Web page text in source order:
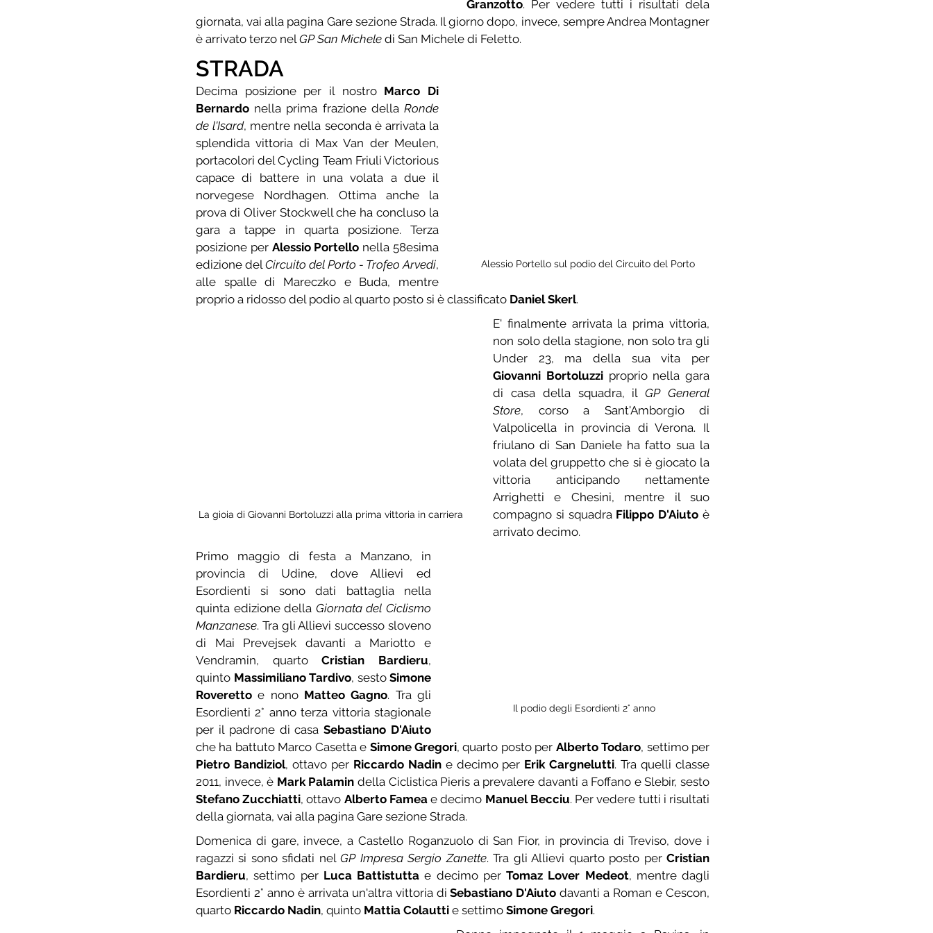
Granzotto. Per vedere tutti i risultati dela
giornata, vai alla pagina Gare sezione Strada. Il giorno dopo, invece, sempre Andrea Montagner
è arrivato terzo nel GP San Michele di San Michele di Feletto.
STRADA
Alessio Portello sul podio del Circuito del Porto
Decima posizione per il nostro Marco Di
Bernardo nella prima frazione della Ronde
de l'Isard, mentre nella seconda è arrivata la
splendida vittoria di Max Van der Meulen,
portacolori del Cycling Team Friuli Victorious
capace di battere in una volata a due il
norvegese Nordhagen. Ottima anche la
prova di Oliver Stockwell che ha concluso la
gara a tappe in quarta posizione. Terza
posizione per Alessio Portello nella 58esima
edizione del Circuito del Porto - Trofeo Arvedi,
alle spalle di Mareczko e Buda, mentre
proprio a ridosso del podio al quarto posto si è classificato Daniel Skerl.
La gioia di Giovanni Bortoluzzi alla prima vittoria in carriera
E' finalmente arrivata la prima vittoria,
non solo della stagione, non solo tra gli
Giovanni Bortoluzzi proprio nella gara
di casa della squadra, il GP General
Store, corso a Sant'Amborgio di
Valpolicella in provincia di Verona. Il
friulano di San Daniele ha fatto sua la
volata del gruppetto che si è giocato la
vittoria anticipando nettamente
Arrighetti e Chesini, mentre il suo
compagno si squadra Filippo D'Aiuto è
arrivato decimo.
Il podio degli Esordienti 2° anno
Primo maggio di festa a Manzano, in
provincia di Udine, dove Allievi ed
Esordienti si sono dati battaglia nella
quinta edizione della Giornata del Ciclismo
Manzanese. Tra gli Allievi successo sloveno
di Mai Prevejsek davanti a Mariotto e
Vendramin, quarto Cristian Bardieru,
quinto Massimiliano Tardivo, sesto Simone
Roveretto e nono Matteo Gagno. Tra gli
Esordienti 2° anno terza vittoria stagionale
per il padrone di casa Sebastiano D'Aiuto
che ha battuto Marco Casetta e Simone Gregori, quarto posto per Alberto Todaro
Pietro Bandiziol, ottavo per Riccardo Nadin e decimo per Erik Cargnelutti. Tra quelli classe
2011, invece, è Mark Palamin
Stefano Zucchiatti, ottavo Alberto Famea e decimo Manuel Becciu. Per vedere tutti i risultati
della giornata, vai alla pagina Gare sezione Strada.
Domenica di gare, invece, a Castello Roganzuolo di San Fior, in provincia di Treviso, dove i
ragazzi si sono sfidati nel GP Impresa Sergio Zanette. Tra gli Allievi quarto posto per Cristian
Bardieru, settimo per Luca Battistutta e decimo per Tomaz Lover Medeot, mentre dagli
Esordienti 2° anno è arrivata un'altra vittoria di Sebastiano D'Aiuto davanti a Roman e Cescon,
quarto Riccardo Nadin, quinto Mattia Colautti e settimo Simone Gregori.